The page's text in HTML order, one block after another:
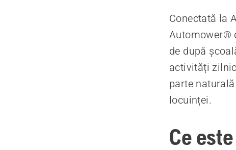
Conectată la
Automower®
de după
activități
parte
locuinței.
Ce